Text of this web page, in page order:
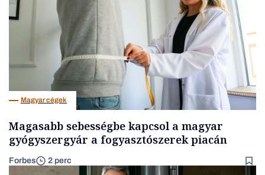
Magyar cégek
Magasabb sebességbe kapcsol a magyar
gyógyszergyár a fogyasztószerek piacán
Forbes 2 perc